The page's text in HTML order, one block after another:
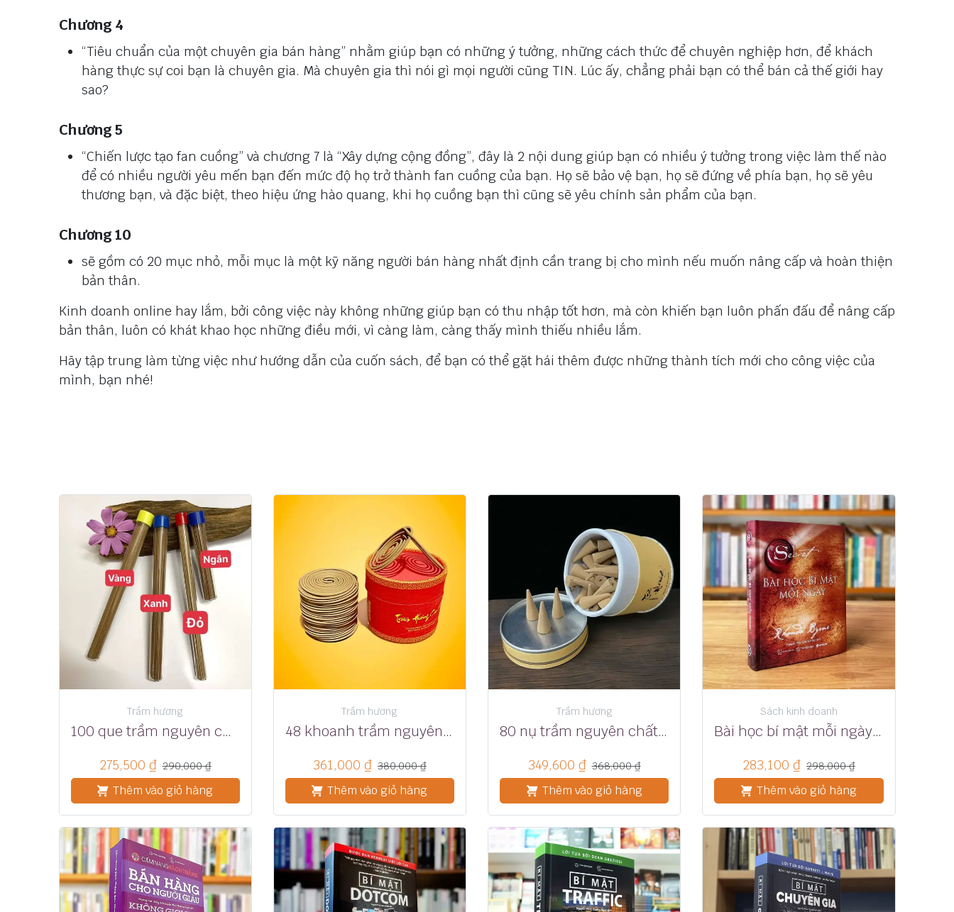
Chương 4
“Tiêu chuẩn của một chuyên gia bán hàng” nhằm giúp bạn có những ý tưởng, những cách thức để chuyên nghiệp hơn, để khách
hàng thực sự coi bạn là chuyên gia. Mà chuyên gia thì nói gì mọi người cũng TIN. Lúc ấy, chẳng phải bạn có thể bán cả thế giới hay
sao?
Chương 5
“Chiến lược tạo fan cuồng” và chương 7 là “Xây dựng cộng đồng”, đây là 2 nội dung giúp bạn có nhiều ý tưởng trong việc làm thế nào
để có nhiều người yêu mến bạn đến mức độ họ trở thành fan cuồng của bạn. Họ sẽ bảo vệ bạn, họ sẽ đứng về phía bạn, họ sẽ yêu
thương bạn, và đặc biệt, theo hiệu ứng hào quang, khi họ cuồng bạn thì cũng sẽ yêu chính sản phẩm của bạn.
Chương 10
sẽ gồm có 20 mục nhỏ, mỗi mục là một kỹ năng người bán hàng nhất định cần trang bị cho mình nếu muốn nâng cấp và hoàn thiện
bản thân.
Kinh doanh online hay lắm, bởi công việc này không những giúp bạn có thu nhập tốt hơn, mà còn khiến bạn luôn phấn đấu để nâng cấp
bản thân, luôn có khát khao học những điều mới, vì càng làm, càng thấy mình thiếu nhiều lắm.
Hãy tập trung làm từng việc như hướng dẫn của cuốn sách, để bạn có thể gặt hái thêm được những thành tích mới cho công việc của
mình, bạn nhé!
Trầm hương
100 que trầm nguyên chất nắp vàng 35 phút
275,500 ₫ 290,000₫
Thêm vào giỏ hàng
Trầm hương
48 khoanh trầm nguyên chất cháy 4 tiếng
361,000 ₫ 380,000₫
Thêm vào giỏ hàng
Trầm hương
80 nụ trầm nguyên chất 25 phút
349,600 ₫ 368,000₫
Thêm vào giỏ hàng
Sách kinh doanh
Bài học bí mật mỗi ngày – Rhonda Byrne
283,100 ₫ 298,000₫
Thêm vào giỏ hàng